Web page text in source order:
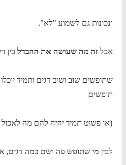
ונכונות גם לשמוע "לא".
אבלזה מה שעושה את ההבדלבין
שתופשים שוב ושוב דגים ותמיד
תופשים
(או פשוט תמיד יהיה להם מה
לבין מי שתופש פה ושם כמה